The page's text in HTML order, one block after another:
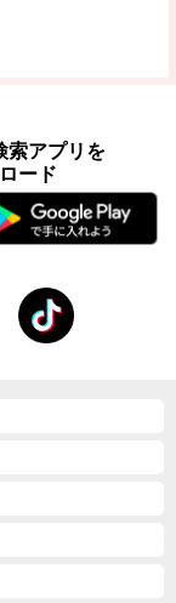
索アプリを
ード